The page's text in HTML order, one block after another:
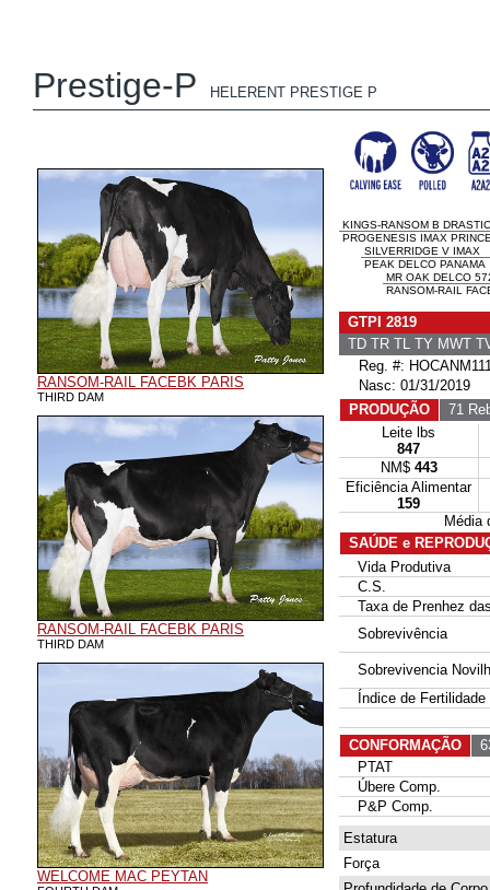
Prestige-P HELERENT PRESTIGE P
RANSOM-RAIL FACEBK PARIS
THIRD DAM
RANSOM-RAIL FACEBK PARIS
THIRD DAM
WELCOME MAC PEYTAN
KINGS-RANSOM B
PROGENESIS IMAX
SILVERRIDGE V IMAX
PEAK DELCO PANAMA
MR OAK DELCO
RANSOM-RAIL
GTPI 2819
TD TR TL TY MWT
Reg. #:
Nasc: 01/31/2019
PRODUÇÃO
71
Leite lbs
847
NM$ 443
Eficiência Alimentar
159
SAÚDE e
Vida Produtiva
C.S.
Taxa de Prenhez
Sobrevivência
Sobrevivencia
Índice de Fertilidade
CONFORMAÇÃO
PTAT
Úbere Comp.
P&P Comp.
Estatura
Força